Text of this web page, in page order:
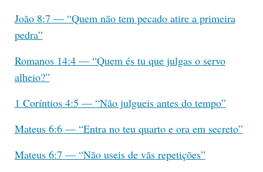
João 8:7 — “Quem não tem pecado atire a primeira
pedra”
Romanos 14:4 — “Quem és tu que julgas o servo
alheio?”
1 Coríntios 4:5 — “Não julgueis antes do tempo”
Mateus 6:6 — “Entra no teu quarto e ora em secreto”
Mateus 6:7 — “Não useis de vãs repetições”